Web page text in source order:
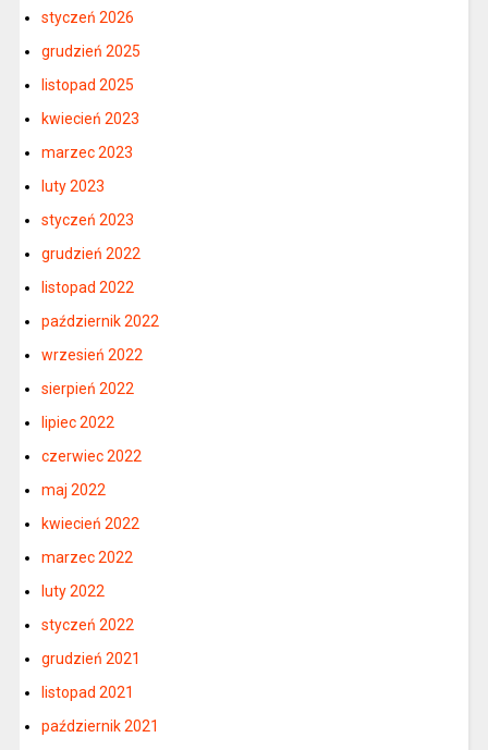
styczeń 2026
grudzień 2025
listopad 2025
kwiecień 2023
marzec 2023
luty 2023
styczeń 2023
grudzień 2022
listopad 2022
październik 2022
wrzesień 2022
sierpień 2022
lipiec 2022
czerwiec 2022
maj 2022
kwiecień 2022
marzec 2022
luty 2022
styczeń 2022
grudzień 2021
listopad 2021
październik 2021